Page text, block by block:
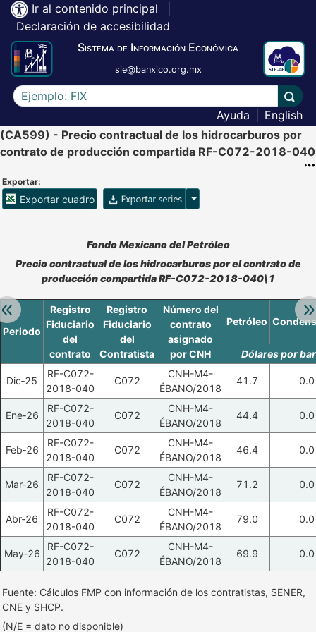
Ir al contenido principal
Declaración de accesibilidad
Sistema de Información Económica
sie@banxico.org.mx
Escriba el texto a buscar
Ayuda
English
(CA599) - Precio contractual de los hidrocarburos por
contrato de producción compartida RF-C072-2018-040
Exportar:
Exportar cuadro Opciones para exportar
Retroceder:
Accesibilidad de Cuadros Analíticos, al exportar el cuadro
Fondo Mexicano del Petróleo
Precio contractual de los hidrocarburos por el contrato de
producción compartida RF-C072-2018-040\1
Periodo
Registro
Fiduciario
del
contrato
Registro
Fiduciario
del
Contratista
Número del
contrato
asignado
por CNH
Petróleo
Dólares por
Dic‑25
RF-C072-
2018-040
C072
CNH-M4-
ÉBANO/2018
41.7 0.0
Ene‑26
RF-C072-
2018-040
C072
CNH-M4-
ÉBANO/2018
44.4 0.0
Feb‑26
RF-C072-
2018-040
C072
CNH-M4-
ÉBANO/2018
46.4 0.0
Mar‑26
RF-C072-
2018-040
C072
CNH-M4-
ÉBANO/2018
71.2 0.0
Abr‑26
RF-C072-
2018-040
C072
CNH-M4-
ÉBANO/2018
79.0 0.0
May‑26
RF-C072-
2018-040
C072
CNH-M4-
ÉBANO/2018
69.9 0.0
Fuente: Cálculos FMP con información de los contratistas, SENER,
CNE y SHCP.
(N/E = dato no disponible)